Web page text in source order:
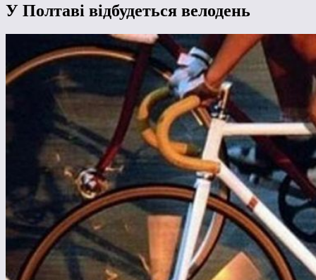
У Полтаві відбудеться велодень